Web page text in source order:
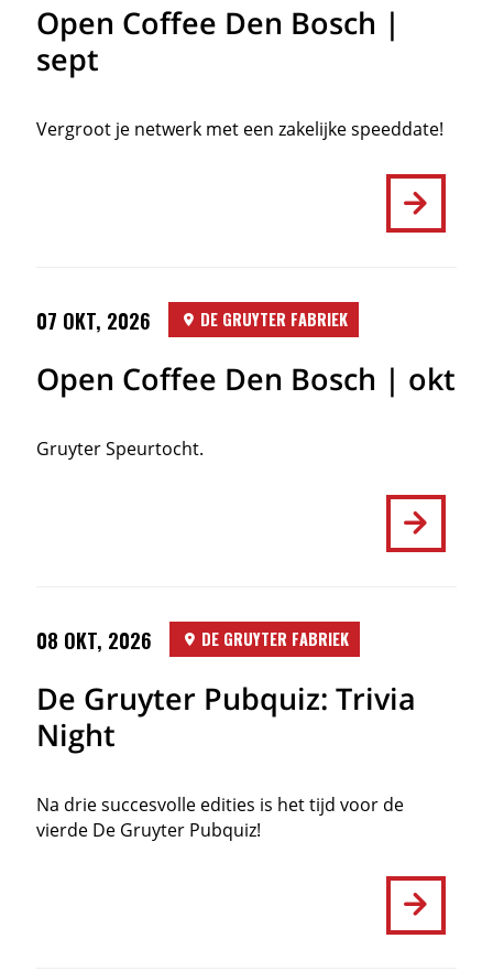
Open Coffee Den Bosch |
sept
Vergroot je netwerk met een zakelijke speeddate!
07 OKT, 2026 DE GRUYTER FABRIEK
Open Coffee Den Bosch | okt
Gruyter Speurtocht.
08 OKT, 2026 DE GRUYTER FABRIEK
De Gruyter Pubquiz: Trivia
Night
Na drie succesvolle edities is het tijd voor de
vierde De Gruyter Pubquiz!